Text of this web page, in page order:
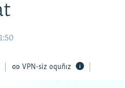
VPN-siz oquñız